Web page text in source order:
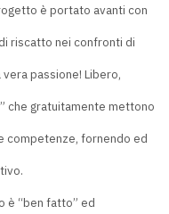
è portato avanti con
riscatto nei confronti di
passione! Libero,
che gratuitamente mettono
competenze, fornendo ed
è “ben fatto” ed